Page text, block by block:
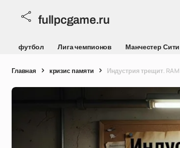
fullpcgame.ru
футбол Лига чемпионов Манчестер Сити
Главная кризис памяти Индустрия трещит.